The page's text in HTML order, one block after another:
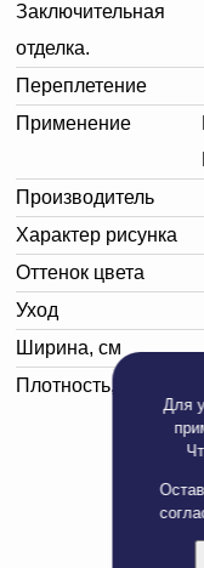
Для
Заключительная
отделка.
Переплетение
Применение
Производитель
Характер рисунка
Оттенок цвета
Уход
Ширина, см
Плотность, г/м²